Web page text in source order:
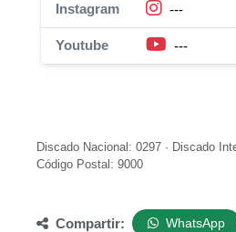
Instagram ---
Youtube ---
Discado Nacional: 0297 · Discado
Código Postal: 9000
Compartir: WhatsApp